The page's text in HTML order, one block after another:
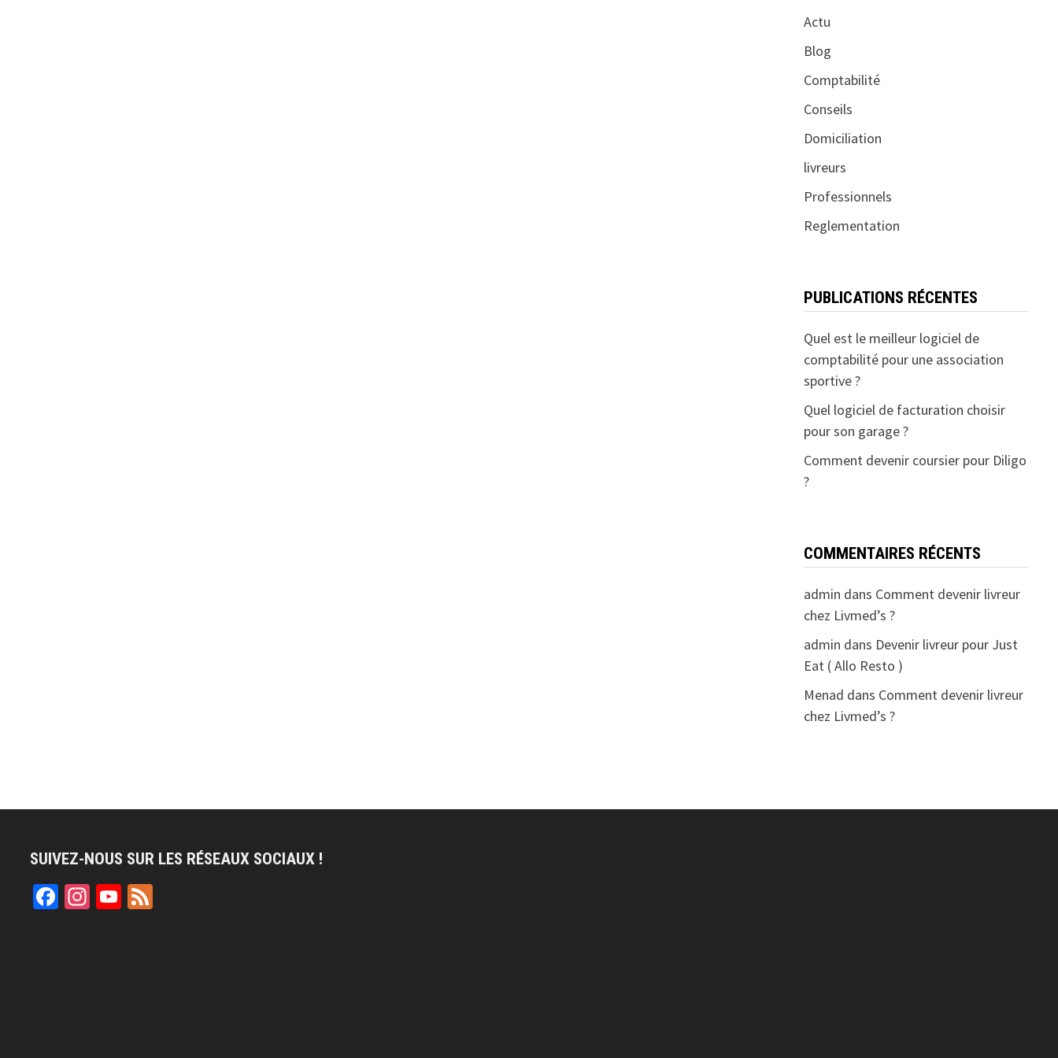
Actu
Blog
Comptabilité
Conseils
Domiciliation
livreurs
Professionnels
Reglementation
PUBLICATIONS RÉCENTES
Quel est le meilleur logiciel de
comptabilité pour une association
sportive ?
Quel logiciel de facturation choisir
pour son garage ?
Comment devenir coursier pour Diligo
?
COMMENTAIRES RÉCENTS
admin dans Comment devenir livreur
chez Livmed’s ?
admin dans Devenir livreur pour Just
Eat ( Allo Resto )
Menad dans Comment devenir livreur
chez Livmed’s ?
SUIVEZ-NOUS SUR LES RÉSEAUX SOCIAUX !
Facebook
Instagram
YouTube